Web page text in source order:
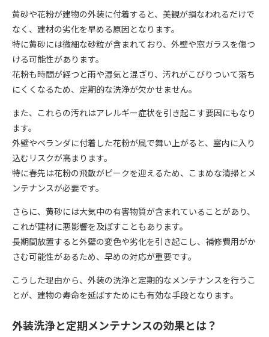
黄砂や花粉が建物の外装に付着すると、美観が損なわれるだけで
なく、建材の劣化を早める原因となります。
特に黄砂には微細な砂粒が含まれており、外壁や窓ガラスを傷つ
ける可能性があります。
花粉も時間が経つと雨や湿気と混ざり、汚れがこびりついて落ち
にくくなるため、定期的な洗浄が欠かせません。
また、これらの汚れはアレルギー症状を引き起こす要因にもなり
ます。
外壁やベランダに付着した花粉が風で舞い上がると、室内に入り
込むリスクが高まります。
特に春先は花粉の飛散がピークを迎えるため、こまめな清掃とメ
ンテナンスが必要です。
さらに、黄砂には大気中の有害物質が含まれていることがあり、
これが建材に悪影響を及ぼすこともあります。
長期間放置すると外壁の変色や劣化を引き起こし、補修費用がか
さむ可能性があるため、早めの対応が重要です。
こうした理由から、外装の洗浄と定期的なメンテナンスを行うこ
とが、建物の寿命を延ばすためにも有効な手段となります。
外装洗浄と定期メンテナンスの効果とは？